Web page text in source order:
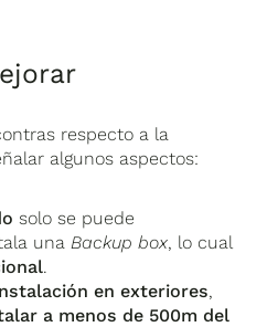
respecto a la
algunos aspectos:
solo se puede
una Backup box, lo cual
.
en exteriores,
a menos de 500m del